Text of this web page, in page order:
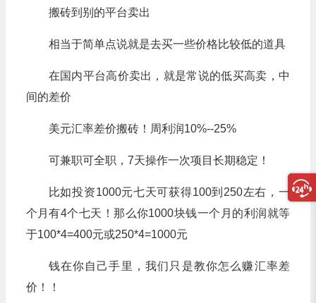
搬砖到别的平台卖出
相当于简单点说就是去买一些价格比较低的道具
在国内平台高价卖出，就是常说的低买高卖，中
间的差价
美元汇率差价搬砖！周利润10%--25%
可兼职可全职，7天操作一次项目长期稳定！
比如投资1000元七天可获得100到250左右，一
个月有4个七天！那么你1000块钱一个月的利润就等
于100*4=400元或250*4=1000元
钱在你自己手里，我们只是教你怎么赚汇率差
价！！